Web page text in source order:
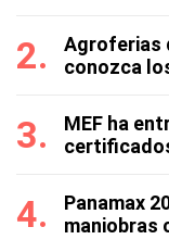
Agroferias
conozca
MEF ha
Panamax
maniobras